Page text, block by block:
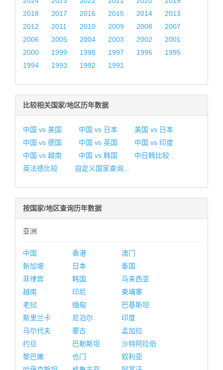
2018
2017 2016 2015 2014
2013
2012
2011 2010 2009 2008
2007
2006
2005 2004 2003 2002
2001
2000
1999 1998 1997 1996
1995
1994
1993 1992 1991
比较相关国家/地区历年数据
中国 vs 美国 中国 vs 日本
美国 vs 日本
中国 vs 德国
中国 vs 英国
中国 vs 印度
中国 vs 越南
中国 vs 韩国
中日韩比较
英法德比较
自定义国家查询...
按国家/地区查询历年数据
亚洲
中国 香港
澳门
新加坡
日本
泰国
菲律宾
韩国
马来西亚
越南
印尼
柬埔寨
老挝
缅甸
巴基斯坦
斯里兰卡
尼泊尔
印度
马尔代夫
蒙古
孟加拉
约旦
巴勒斯坦
沙特阿拉伯
黎巴嫩
也门
叙利亚